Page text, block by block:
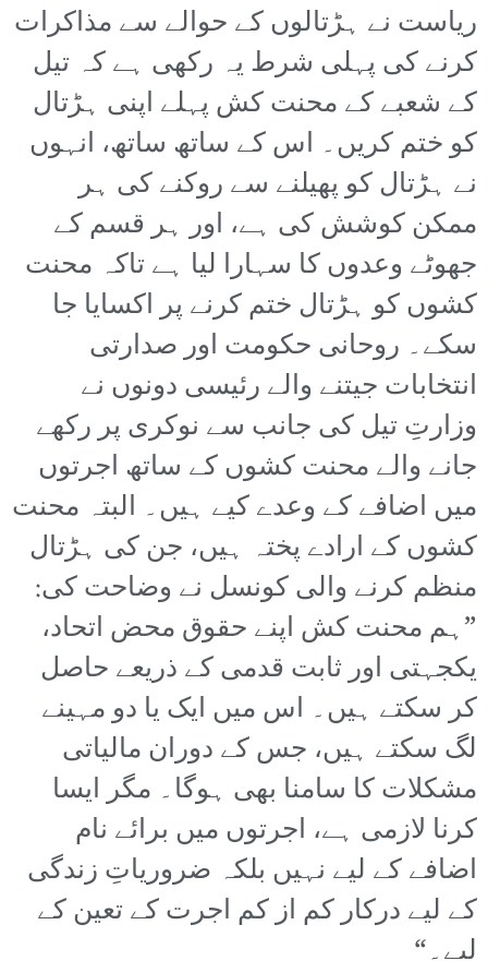
ریاست نے ہڑتالوں کے حوالے سے مذاکرات
کرنے کی پہلی شرط یہ رکھی ہے کہ تیل
کے شعبے کے محنت کش پہلے اپنی ہڑتال
کو ختم کریں۔ اس کے ساتھ ساتھ، انہوں
نے ہڑتال کو پھیلنے سے روکنے کی ہر
ممکن کوشش کی ہے، اور ہر قسم کے
جھوٹے وعدوں کا سہارا لیا ہے تاکہ محنت
کشوں کو ہڑتال ختم کرنے پر اکسایا جا
سکے۔ روحانی حکومت اور صدارتی
انتخابات جیتنے والے رئیسی دونوں نے
وزارتِ تیل کی جانب سے نوکری پر رکھے
جانے والے محنت کشوں کے ساتھ اجرتوں
میں اضافے کے وعدے کیے ہیں۔ البتہ محنت
کشوں کے ارادے پختہ ہیں، جن کی ہڑتال
منظم کرنے والی کونسل نے وضاحت کی:
”ہم محنت کش اپنے حقوق محض اتحاد،
یکجہتی اور ثابت قدمی کے ذریعے حاصل
کر سکتے ہیں۔ اس میں ایک یا دو مہینے
لگ سکتے ہیں، جس کے دوران مالیاتی
مشکلات کا سامنا بھی ہوگا۔ مگر ایسا
کرنا لازمی ہے، اجرتوں میں برائے نام
اضافے کے لیے نہیں بلکہ ضروریاتِ زندگی
کے لیے درکار کم از کم اجرت کے تعین کے